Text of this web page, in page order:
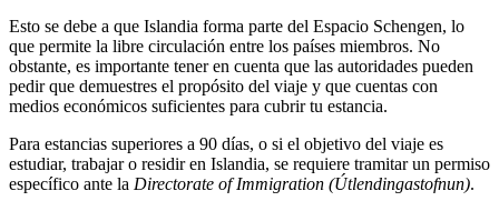
Esto se debe a que Islandia forma parte del Espacio Schengen, lo
que permite la libre circulación entre los países miembros. No
obstante, es importante tener en cuenta que las autoridades pueden
pedir que demuestres el propósito del viaje y que cuentas con
medios económicos suficientes para cubrir tu estancia.
Para estancias superiores a 90 días, o si el objetivo del viaje es
estudiar, trabajar o residir en Islandia, se requiere tramitar un permiso
específico ante la Directorate of Immigration (Útlendingastofnun).